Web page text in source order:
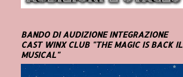
BANDO DI AUDIZIONE INTEGRAZIONE
CAST WINX CLUB "THE MAGIC IS BACK IL
MUSICAL"